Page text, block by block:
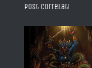
Post correlati